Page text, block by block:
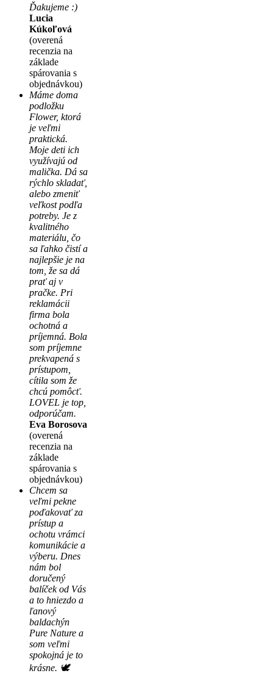
Ďakujeme :)
Lucia
Kúkoľová
(overená
recenzia na
základe
spárovania s
objednávkou)
Máme doma
podložku
Flower, ktorá
je veľmi
praktická.
Moje deti ich
využívajú od
malička. Dá sa
rýchlo skladať,
alebo zmeniť
veľkost podľa
potreby. Je z
kvalitného
materiálu, čo
sa ľahko čistí a
najlepšie je na
tom, že sa dá
prať aj v
pračke. Pri
reklamácii
firma bola
ochotná a
príjemná. Bola
som príjemne
prekvapená s
prístupom,
cítila som že
chcú pomôcť.
LOVEL je top,
odporúčam.
Eva Borosova
(overená
recenzia na
základe
spárovania s
objednávkou)
Chcem sa
veľmi pekne
poďakovať za
prístup a
ochotu vrámci
komunikácie a
výberu. Dnes
nám bol
doručený
balíček od Vás
a to hniezdo a
ľanový
baldachýn
Pure Nature a
som veľmi
spokojná je to
krásne. 🕊